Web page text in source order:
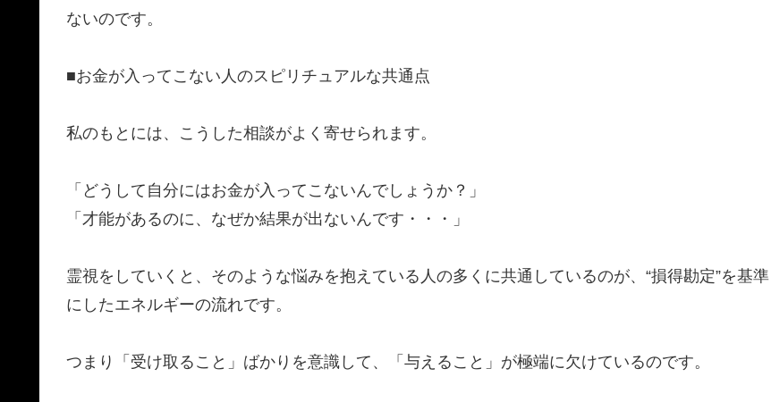
ないのです。
​■お金が入ってこない人のスピリチュアルな共通点
​私のもとには、こうした相談がよく寄せられます。
​「どうして自分にはお金が入ってこないんでしょうか？」
​「才能があるのに、なぜか結果が出ないんです・・・」
​霊視をしていくと、そのような悩みを抱えている人の多くに共通しているのが、“損得勘定”を基準
にしたエネルギーの流れです。
​つまり「受け取ること」ばかりを意識して、「与えること」が極端に欠けているのです。